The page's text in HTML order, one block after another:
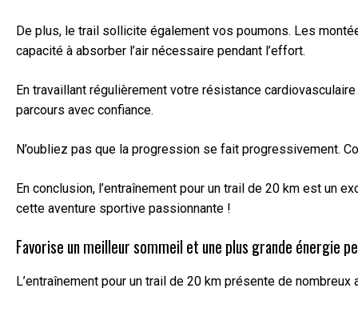
De plus, le trail sollicite également vos poumons. Les
capacité à absorber l’air nécessaire pendant l’effort.
En travaillant régulièrement votre résistance
parcours avec confiance.
N’oubliez pas que la progression se fait progressivement.
En conclusion, l’entraînement pour un trail de 20 km est
cette aventure sportive passionnante !
Favorise un meilleur sommeil et une plus grande énergie
L’entraînement pour un trail de 20 km présente de